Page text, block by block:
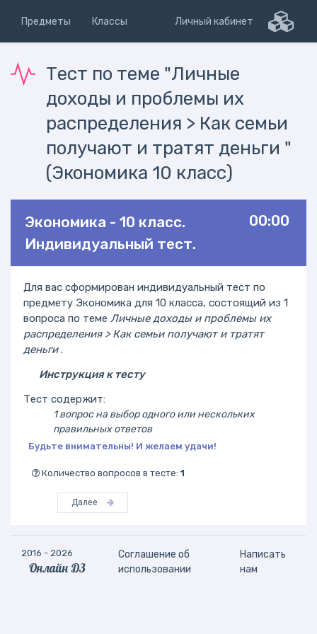
Предметы Классы Личный кабинет
Тест по теме "Личные
доходы и проблемы их
распределения > Как семьи
получают и тратят деньги "
(Экономика 10 класс)
00:00
Экономика - 10 класс.
Индивидуальный тест.
Для вас сформирован индивидуальный тест по
предмету Экономика для 10 класса, состоящий из 1
вопроса по теме Личные доходы и проблемы их
распределения > Как семьи получают и тратят
деньги.
Инструкция к тесту
Тест содержит:
1 вопрос на выбор одного или нескольких
правильных ответов
Будьте внимательны! И желаем удачи!
Количество вопросов в тесте: 1
Далее
2016 - 2026
Онлайн ДЗ
Соглашение об
использовании
Написать
нам